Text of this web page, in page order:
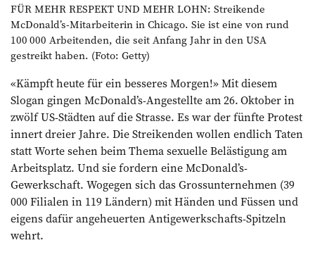
FÜR MEHR RESPEKT UND MEHR LOHN: Streikende
McDonald’s-Mitarbeiterin in Chicago. Sie ist eine von rund
100 000 Arbeitenden, die seit Anfang Jahr in den USA
gestreikt haben. (Foto: Getty)
«Kämpft heute für ein besseres Morgen!» Mit diesem
Slogan gingen McDonald’s-Angestellte am 26. Oktober in
zwölf US-Städten auf die Strasse. Es war der fünfte Protest
innert dreier Jahre. Die Streikenden wollen endlich Taten
statt Worte sehen beim Thema sexuelle Belästigung am
Arbeitsplatz. Und sie fordern eine McDonald’s-
Gewerkschaft. Wogegen sich das Grossunternehmen (39
000 Filialen in 119 Ländern) mit Händen und Füssen und
eigens dafür angeheuerten Antigewerkschafts-Spitzeln
wehrt.